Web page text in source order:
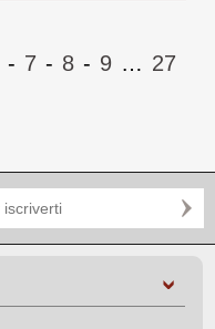
- 7 - 8 - 9 … 27